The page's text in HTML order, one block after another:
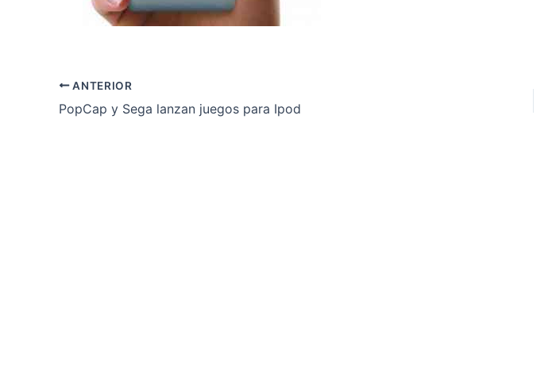
ANTERIOR
PopCap y Sega lanzan juegos para Ipod